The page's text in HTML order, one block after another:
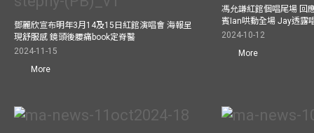
鄧麗欣宣布明年3月14及15日紅館演唱會 海報呈
現舒服感 鏡頭後腰痛book定脊醫
2024-11-15
More
馮允謙紅館個唱尾場 回
賓Ian哄動全場 Jay透露
2024-10-12
More